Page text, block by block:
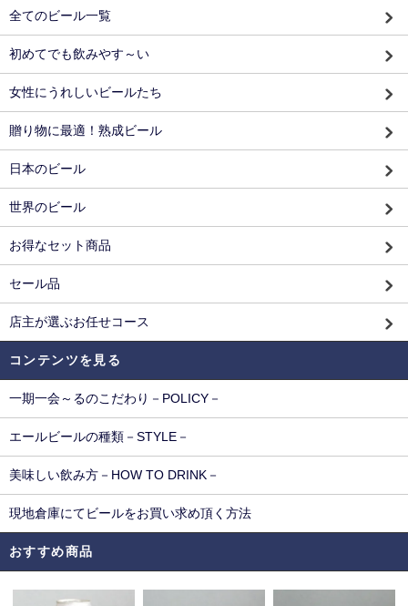
全てのビール一覧
初めてでも飲みやす～い
女性にうれしいビールたち
贈り物に最適！熟成ビール
日本のビール
世界のビール
お得なセット商品
セール品
店主が選ぶお任せコース
コンテンツを見る
一期一会～るのこだわり－POLICY－
エールビールの種類－STYLE－
美味しい飲み方－HOW TO DRINK－
現地倉庫にてビールをお買い求め頂く方法
おすすめ商品